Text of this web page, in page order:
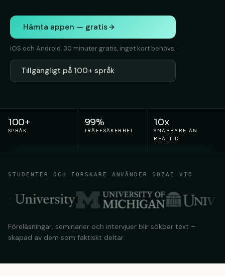
Hämta appen — gratis
iOS och Android. 30 minuter gratis, inget kort behövs.
Tillgängligt på 100+ språk
100+
SPRÅK
99%
TRÄFFSÄKERHET
10x
SNABBARE ÄN
REALTID
STUDENTER OCH FORSKARE ANVÄNDER SOZAI VID
Föreläsningar, seminarier och intervjuer blir sökbar text –
skapad av dem som faktiskt deltar.